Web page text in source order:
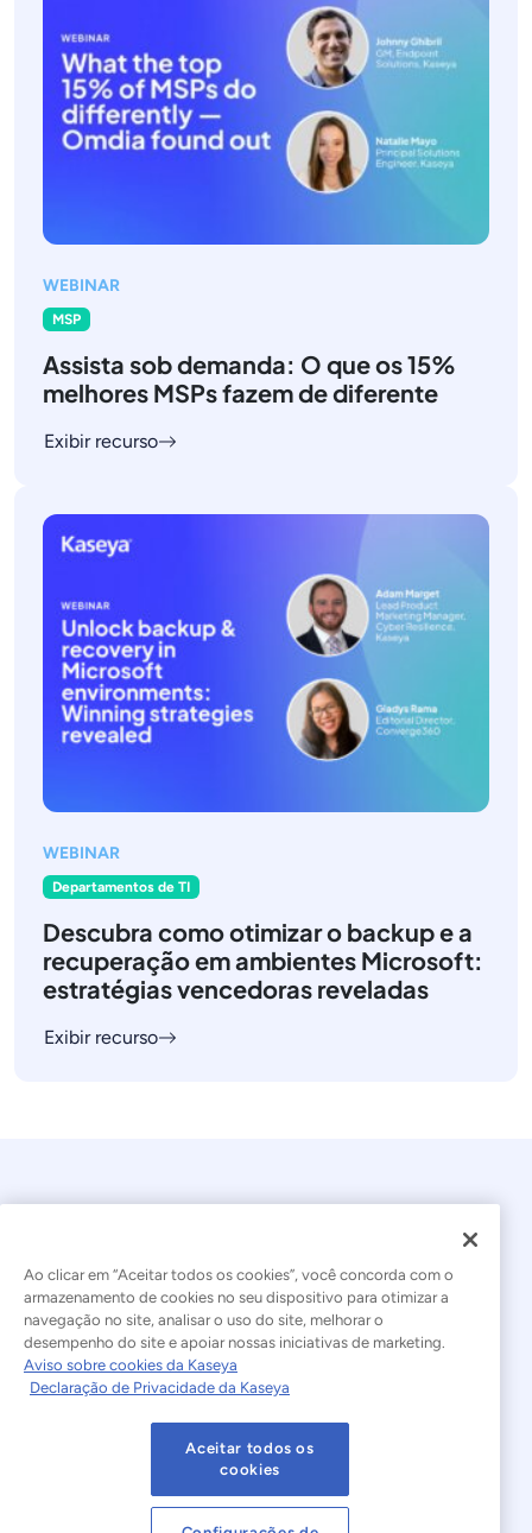
WEBINAR
MSP
Assista sob demanda: O que os 15%
melhores MSPs fazem de diferente
Exibir recurso
WEBINAR
Departamentos de TI
Descubra como otimizar o backup e a
recuperação em ambientes Microsoft:
estratégias vencedoras reveladas
Exibir recurso
© 2026 Kaseya. Todos os direitos reservados.
Português Brasileiro
Declaração sobre a Escravidão Moderna
Termos de Uso do Site Declaração de Privacidade
Mapa do site Cookies Settings
Ao clicar em “Aceitar todos os cookies”, você concorda com o
armazenamento de cookies no seu dispositivo para otimizar a
navegação no site, analisar o uso do site, melhorar o
desempenho do site e apoiar nossas iniciativas de marketing.
Aviso sobre cookies da Kaseya
Declaração de Privacidade da Kaseya
Aceitar todos os
cookies